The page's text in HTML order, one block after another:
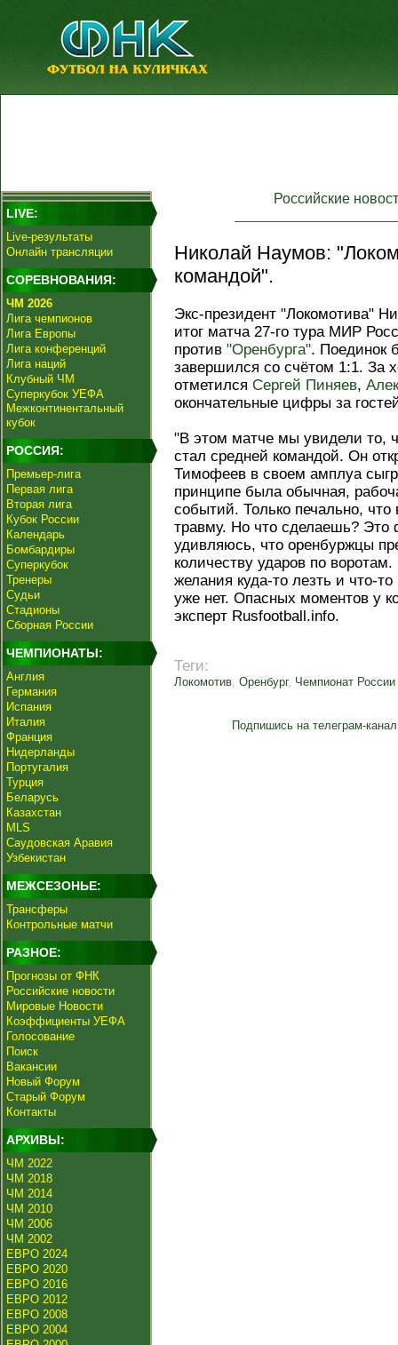
LIVE:
Live-результаты
Онлайн трансляции
СОРЕВНОВАНИЯ:
ЧМ 2026
Лига чемпионов
Лига Европы
Лига конференций
Лига наций
Клубный ЧМ
Суперкубок УЕФА
Межконтинентальный
кубок
РОССИЯ:
Премьер-лига
Первая лига
Вторая лига
Кубок России
Календарь
Бомбардиры
Суперкубок
Тренеры
Судьи
Стадионы
Сборная России
ЧЕМПИОНАТЫ:
Англия
Германия
Испания
Италия
Франция
Нидерланды
Португалия
Турция
Беларусь
Казахстан
MLS
Саудовская Аравия
Узбекистан
МЕЖСЕЗОНЬЕ:
Трансферы
Контрольные матчи
РАЗНОЕ:
Прогнозы от ФНК
Российские новости
Мировые Новости
Коэффициенты УЕФА
Голосование
Поиск
Вакансии
Новый Форум
Старый Форум
Контакты
АРХИВЫ:
ЧМ 2022
ЧМ 2018
ЧМ 2014
ЧМ 2010
ЧМ 2006
ЧМ 2002
ЕВРО 2024
ЕВРО 2020
ЕВРО 2016
ЕВРО 2012
ЕВРО 2008
ЕВРО 2004
Российские
Николай Наумов:
командой".
Экс-президент "Локомотива"
итог матча 27‑го тура МИР
против "Оренбурга". Поединок
завершился со счётом 1:1. За
отметился Сергей Пиняев,
окончательные цифры за
"В этом матче мы увидели то,
стал средней командой. Он
Тимофеев в своем амплуа
принципе была обычная,
событий. Только печально,
травму. Но что сделаешь? Это
удивляюсь, что оренбуржцы
количеству ударов по
желания куда-то лезть и что-
уже нет. Опасных моментов у
эксперт Rusfootball.info.
Теги:
Локомотив, Оренбург, Чемпионат России
Подпишись на телеграм-